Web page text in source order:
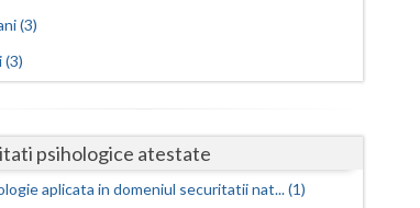
Neamt
Olt
Prahova
(3)
(3)
psihologice atestate
aplicata in domeniul securitatii nat... (1)